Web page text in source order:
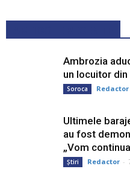
Ambrozia
un locuitor
Soroca Redactor
Ultimele
au fost
„Vom
Știri Redactor -